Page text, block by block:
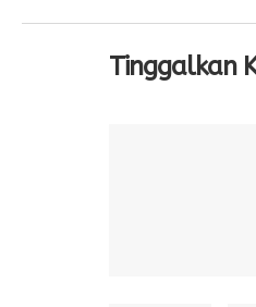
Tinggalkan